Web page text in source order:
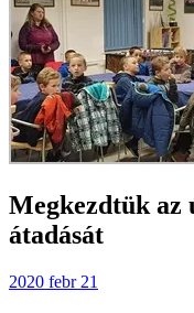
Megkezdtük az
átadását
2020 febr 21